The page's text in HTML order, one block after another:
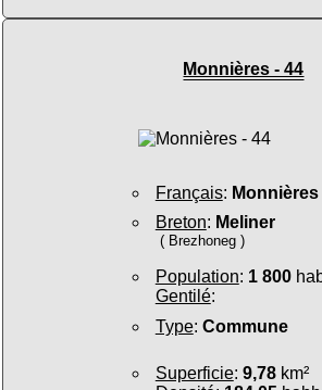
Monnières - 44
Français: Monnières
Breton: Meliner
( Brezhoneg )
Population: 1 800
Gentilé:
Type: Commune
Superficie: 9,78km²